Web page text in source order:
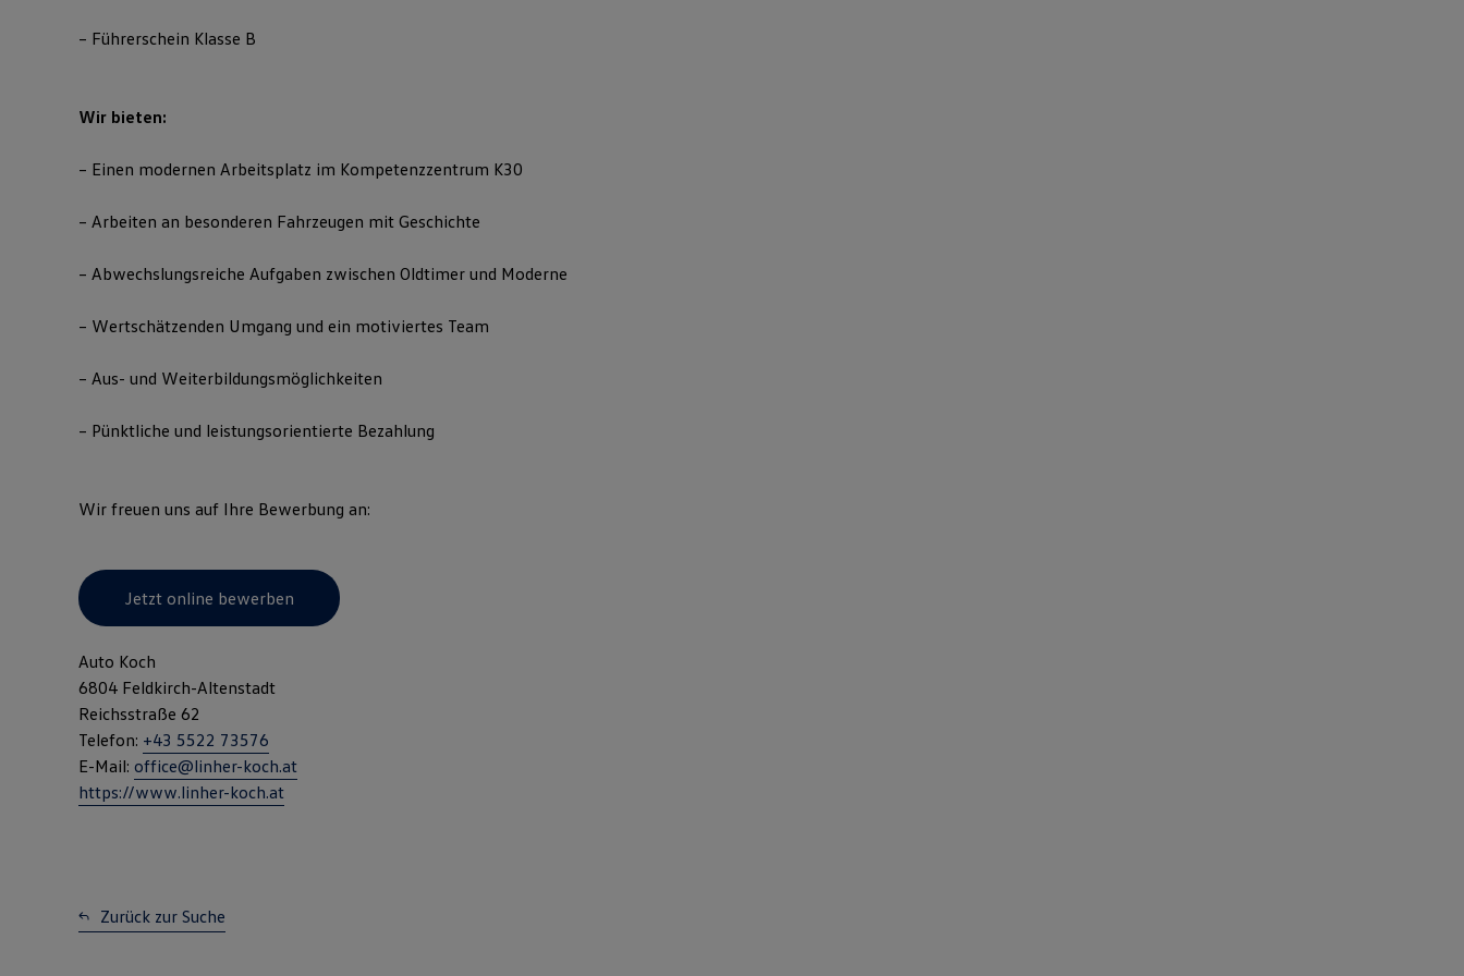
– Führerschein Klasse B
Wir bieten:
– Einen modernen Arbeitsplatz im Kompetenzzentrum K30
– Arbeiten an besonderen Fahrzeugen mit Geschichte
– Abwechslungsreiche Aufgaben zwischen Oldtimer und Moderne
– Wertschätzenden Umgang und ein motiviertes Team
– Aus- und Weiterbildungsmöglichkeiten
– Pünktliche und leistungsorientierte Bezahlung
Wir freuen uns auf Ihre Bewerbung an:
Jetzt online bewerben
Auto Koch
6804 Feldkirch-Altenstadt
Reichsstraße 62
Telefon: +43 5522 73576
E-Mail: office@linher-koch.at
https://www.linher-koch.at
Zurück zur Suche